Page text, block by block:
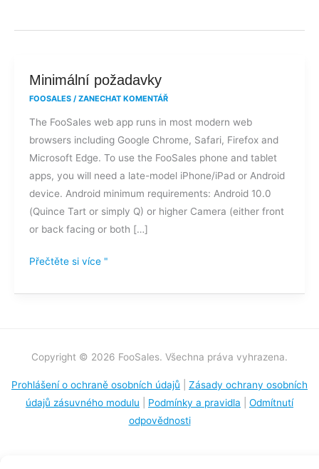
Minimální požadavky
FOOSALES / ZANECHAT KOMENTÁŘ
The FooSales web app runs in most modern web
browsers including Google Chrome, Safari, Firefox and
Microsoft Edge. To use the FooSales phone and tablet
apps, you will need a late-model iPhone/iPad or Android
device. Android minimum requirements: Android 10.0
(Quince Tart or simply Q) or higher Camera (either front
or back facing or both […]
Minimální
požadavky
Přečtěte si více "
Copyright © 2026 FooSales. Všechna práva vyhrazena.
Prohlášení o ochraně osobních údajů
Zásady ochrany osobních
údajů zásuvného modulu
Podmínky a pravidla
Odmítnutí
odpovědnosti